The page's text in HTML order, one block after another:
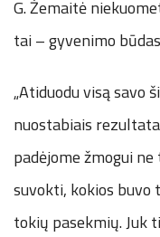
G. Žemaitė
tai – gyvenimo
„Atiduodu visą savo
nuostabiais
padėjome žmogui
suvokti, kokios buvo
tokių pasekmių. Juk